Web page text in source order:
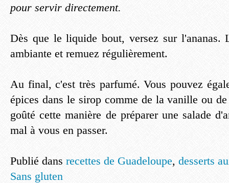
pour servir directement.
Dès que le liquide bout, versez sur l'ananas.
ambiante et remuez régulièrement.
Au final, c'est très parfumé. Vous pouvez
épices dans le sirop comme de la vanille ou
goûté cette manière de préparer une salade
mal à vous en passer.
Publié dans recettes de Guadeloupe, desserts
Sans gluten